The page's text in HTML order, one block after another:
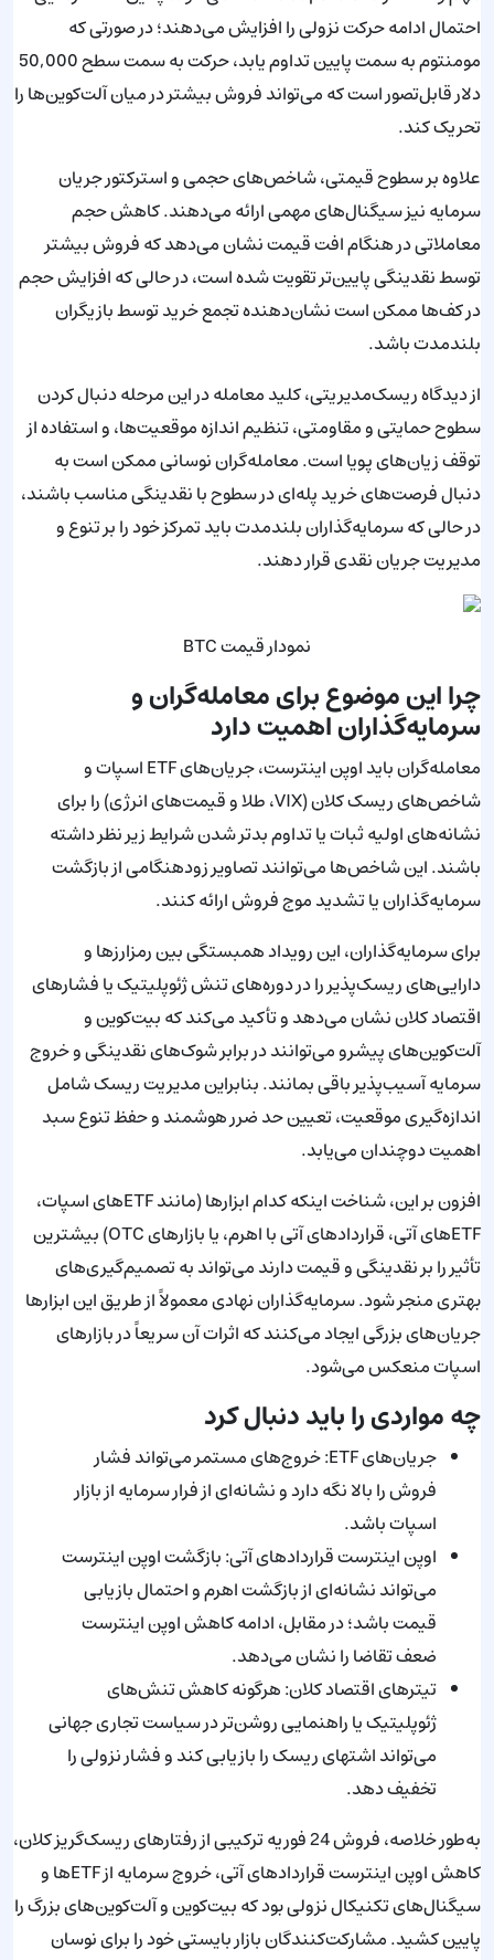
احتمال ادامه حرکت نزولی را افزایش می‌دهند؛ در صورتی که
مومنتوم به سمت پایین تداوم یابد، حرکت به سمت سطح 50,000
دلار قابل‌تصور است که می‌تواند فروش بیشتر در میان آلت‌کوین‌ها را
تحریک کند.
علاوه بر سطوح قیمتی، شاخص‌های حجمی و استرکتور جریان
سرمایه نیز سیگنال‌های مهمی ارائه می‌دهند. کاهش حجم
معاملاتی در هنگام افت قیمت نشان می‌دهد که فروش بیشتر
توسط نقدینگی پایین‌تر تقویت شده است، در حالی که افزایش حجم
در کف‌ها ممکن است نشان‌دهنده تجمع خرید توسط بازیگران
بلندمدت باشد.
از دیدگاه ریسک‌مدیریتی، کلید معامله در این مرحله دنبال کردن
سطوح حمایتی و مقاومتی، تنظیم اندازه موقعیت‌ها، و استفاده از
توقف زیان‌های پویا است. معامله‌گران نوسانی ممکن است به
دنبال فرصت‌های خرید پله‌ای در سطوح با نقدینگی مناسب باشند،
در حالی که سرمایه‌گذاران بلندمدت باید تمرکز خود را بر تنوع و
مدیریت جریان نقدی قرار دهند.
نمودار قیمت BTC
چرا این موضوع برای معامله‌گران و
سرمایه‌گذاران اهمیت دارد
معامله‌گران باید اوپن اینترست، جریان‌های ETF اسپات و
شاخص‌های ریسک کلان (VIX، طلا و قیمت‌های انرژی) را برای
نشانه‌های اولیه ثبات یا تداوم بدتر شدن شرایط زیر نظر داشته
باشند. این شاخص‌ها می‌توانند تصاویر زودهنگامی از بازگشت
سرمایه‌گذاران یا تشدید موج فروش ارائه کنند.
برای سرمایه‌گذاران، این رویداد همبستگی بین رمزارزها و
دارایی‌های ریسک‌پذیر را در دوره‌های تنش ژئوپلیتیک یا فشارهای
اقتصاد کلان نشان می‌دهد و تأکید می‌کند که بیت‌کوین و
آلت‌کوین‌های پیشرو می‌توانند در برابر شوک‌های نقدینگی و خروج
سرمایه آسیب‌پذیر باقی بمانند. بنابراین مدیریت ریسک شامل
اندازه‌گیری موقعیت، تعیین حد ضرر هوشمند و حفظ تنوع سبد
اهمیت دوچندان می‌یابد.
افزون بر این، شناخت اینکه کدام ابزارها (مانند ETFهای اسپات،
ETFهای آتی، قراردادهای آتی با اهرم، یا بازارهای OTC) بیشترین
تأثیر را بر نقدینگی و قیمت دارند می‌تواند به تصمیم‌گیری‌های
بهتری منجر شود. سرمایه‌گذاران نهادی معمولاً از طریق این ابزارها
جریان‌های بزرگی ایجاد می‌کنند که اثرات آن سریعاً در بازارهای
اسپات منعکس می‌شود.
چه مواردی را باید دنبال کرد
جریان‌های ETF: خروج‌های مستمر می‌تواند فشار
فروش را بالا نگه دارد و نشانه‌ای از فرار سرمایه از بازار
اسپات باشد.
اوپن اینترست قراردادهای آتی: بازگشت اوپن اینترست
می‌تواند نشانه‌ای از بازگشت اهرم و احتمال بازیابی
قیمت باشد؛ در مقابل، ادامه کاهش اوپن اینترست
ضعف تقاضا را نشان می‌دهد.
تیترهای اقتصاد کلان: هرگونه کاهش تنش‌های
ژئوپلیتیک یا راهنمایی روشن‌تر در سیاست تجاری جهانی
می‌تواند اشتهای ریسک را بازیابی کند و فشار نزولی را
تخفیف دهد.
به‌طور خلاصه، فروش 24 فوریه ترکیبی از رفتارهای ریسک‌گریز کلان،
کاهش اوپن اینترست قراردادهای آتی، خروج سرمایه از ETFها و
سیگنال‌های تکنیکال نزولی بود که بیت‌کوین و آلت‌کوین‌های بزرگ را
پایین کشید. مشارکت‌کنندگان بازار بایستی خود را برای نوسان